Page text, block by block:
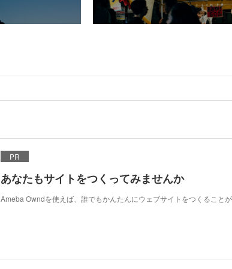
PR
あなたもサイトをつくってみませんか
Ameba Owndを使えば、誰でもかんたんにウェブサイトをつくることが